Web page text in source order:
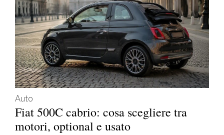
Auto
Fiat 500C cabrio: cosa scegliere tra
motori, optional e usato